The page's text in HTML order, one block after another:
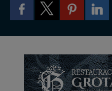
cookies. Twoja
tych plików - w pewnych